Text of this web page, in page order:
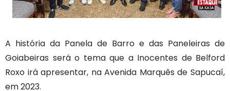
A história da Panela de Barro e das Paneleiras de
Goiabeiras será o tema que a Inocentes de Belford
Roxo irá apresentar, na Avenida Marquês de Sapucaí,
em 2023.